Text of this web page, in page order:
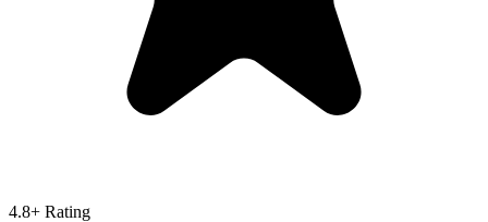
4.8+ Rating